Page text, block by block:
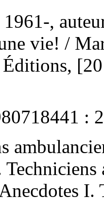
,
vie! /
Éditions,
:
I.